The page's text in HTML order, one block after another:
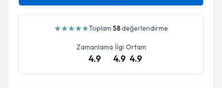
★★★★★Toplam 58değerlendirme
Zamanlama
4.9
İlgi
4.9
Ortam
4.9